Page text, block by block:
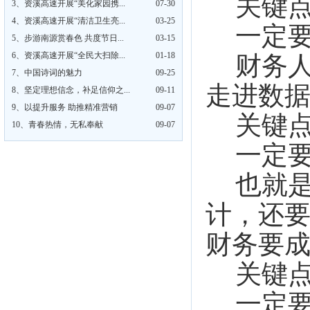
07-30
3、 资溪高速开展“美化家园携...
03-25
4、 资溪高速开展“清洁卫生亮...
03-15
5、 步游南源赏春色 共度节日...
01-18
6、 资溪高速开展“全民大扫除...
09-25
7、 中国诗词的魅力
09-11
8、 坚定理想信念，补足信仰之...
09-07
9、
以提升服务 助推精准营销
09-07
10、 青春热情，无私奉献
关键
一定
财务
走进数
关键
一定
也就
计，还
财务要
关键
一定